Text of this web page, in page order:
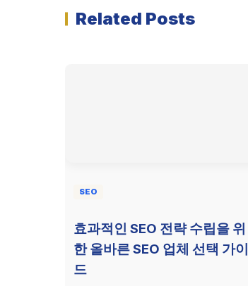
Related Posts
SEO
효과적인 SEO 전략 수립을 위
한 올바른 SEO 업체 선택 가이
드